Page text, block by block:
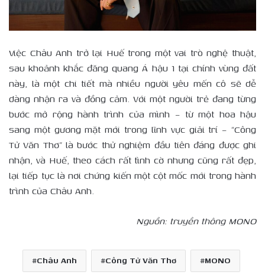
Việc Châu Anh trở lại Huế trong một vai trò nghệ thuật,
sau khoảnh khắc đăng quang Á hậu 1 tại chính vùng đất
này, là một chi tiết mà nhiều người yêu mến cô sẽ dễ
dàng nhận ra và đồng cảm. Với một người trẻ đang từng
bước mở rộng hành trình của mình – từ một hoa hậu
sang một gương mặt mới trong lĩnh vực giải trí – “Công
Tử Văn Thơ” là bước thử nghiệm đầu tiên đáng được ghi
nhận, và Huế, theo cách rất tình cờ nhưng cũng rất đẹp,
lại tiếp tục là nơi chứng kiến một cột mốc mới trong hành
trình của Châu Anh.
Nguồn: truyền thông MONO
Châu Anh Công Tử Văn Thơ MONO